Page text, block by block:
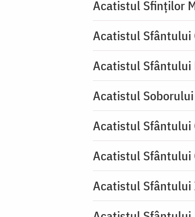
Acatistul Sfinților
Acatistul Sfântului
Acatistul Sfântului
Acatistul
Acatistul
Acatistul Sfântului
Acatistul Sfântului